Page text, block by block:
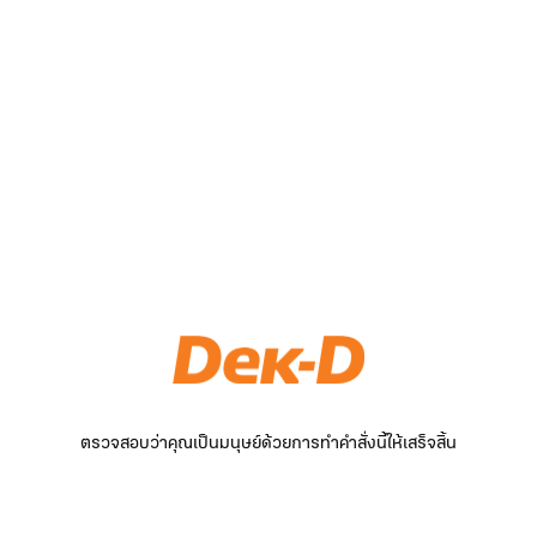
ตรวจสอบว่าคุณเป็นมนุษย์ด้วยการทำคำสั่งนี้ให้เสร็จสิ้น